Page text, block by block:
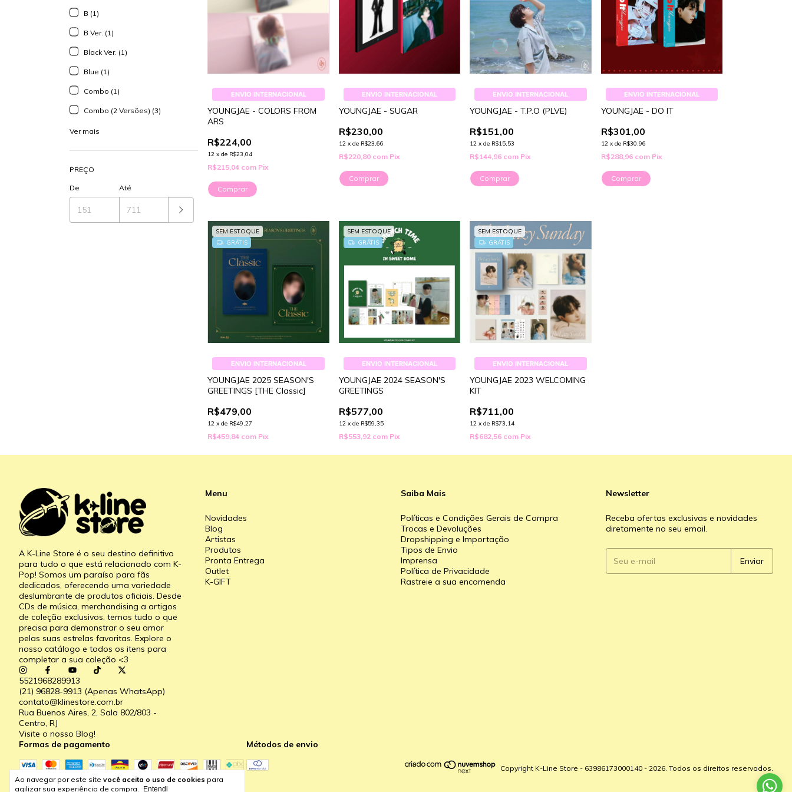
Ao navegar por este site você aceita o uso de cookies para
agilizar sua experiência de compra.
Entendi
B (1)
B Ver. (1)
Black Ver. (1)
Blue (1)
Combo (1)
Combo (2 Versões) (3)
Ver mais
PREÇO
De Até
ENVIO INTERNACIONAL
YOUNGJAE - COLORS FROM
ARS
R$224,00
12 xde R$23,04
R$215,04 com Pix
Comprar
ENVIO INTERNACIONAL
YOUNGJAE - SUGAR
R$230,00
12 x de R$23,66
R$220,80 com Pix
Comprar
ENVIO INTERNACIONAL
YOUNGJAE - T.P.O (PLVE)
R$151,00
12 xde R$15,53
R$144,96 com Pix
Comprar
ENVIO INTERNACIONAL
YOUNGJAE - DO IT
R$301,00
12 x de R$30,96
R$288,96 com Pix
Comprar
SEM ESTOQUE
GRÁTIS
ENVIO INTERNACIONAL
YOUNGJAE 2025 SEASON'S
GREETINGS [THE Classic]
R$479,00
12 xde R$49,27
R$459,84 com Pix
SEM ESTOQUE
GRÁTIS
ENVIO INTERNACIONAL
YOUNGJAE 2024 SEASON'S
GREETINGS
R$577,00
12 x de R$59,35
R$553,92 com Pix
SEM ESTOQUE
GRÁTIS
ENVIO INTERNACIONAL
YOUNGJAE 2023 WELCOMING
KIT
R$711,00
12 xde R$73,14
R$682,56 com Pix
A K-Line Store é o seu destino definitivo
para tudo o que está relacionado com K-
Pop! Somos um paraíso para fãs
dedicados, oferecendo uma variedade
deslumbrante de produtos oficiais. Desde
CDs de música, merchandising a artigos
de coleção exclusivos, temos tudo o que
precisa para demonstrar o seu amor
pelas suas estrelas favoritas. Explore o
nosso catálogo e todos os itens para
completar a sua coleção <3
5521968289913
(21) 96828-9913 (Apenas WhatsApp)
contato@klinestore.com.br
Rua Buenos Aires, 2, Sala 802/803 -
Centro, RJ
Visite o nosso Blog!
Menu
Novidades
Blog
Artistas
Produtos
Pronta Entrega
Outlet
K-GIFT
Saiba Mais
Políticas e Condições Gerais de Compra
Trocas e Devoluções
Dropshipping e Importação
Tipos de Envio
Imprensa
Política de Privacidade
Rastreie a sua encomenda
Newsletter
Receba ofertas exclusivas e novidades
diretamente no seu email.
Formas de pagamento Métodos de envio
Copyright K-Line Store - 63986173000140 - 2026. Todos os direitos reservados.